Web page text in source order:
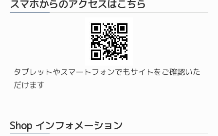
スマホからのアクセスはこちら
タブレットやスマートフォンでもサイトをご確認いた
だけます
Shop インフォメーション